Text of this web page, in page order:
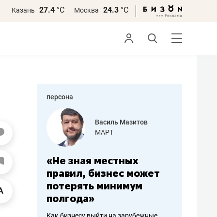
Казань 27.4 °С Москва 24.3 °С
персона
работа
Василь Мазитов
МАРТ
«Не зная местных
правил, бизнес может
потерять минимум
полгода»